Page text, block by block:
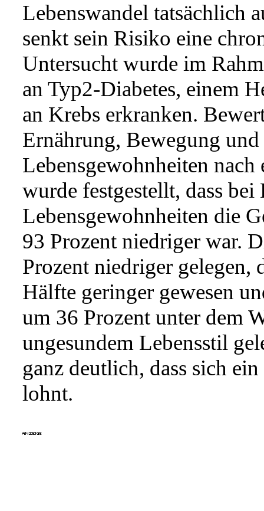
Lebenswandel tatsächlich
senkt sein Risiko eine
Untersucht wurde im
an Typ2-Diabetes, einem
an Krebs erkranken.
Ernährung, Bewegung
Lebensgewohnheiten
wurde festgestellt, dass
Lebensgewohnheiten die
93 Prozent niedriger war.
Prozent niedriger gelegen,
Hälfte geringer gewesen
um 36 Prozent unter dem
ungesundem Lebensstil
ganz deutlich, dass sich
lohnt.